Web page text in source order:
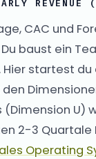
REVENUE
CAC und
baust ein
startest du
(Dimension U)
2-3 Quartale
Operating